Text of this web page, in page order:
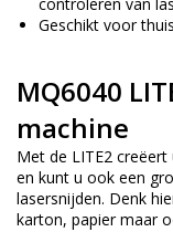
Geschikt voor
MQ6040
machine
Met de LITE2
en kunt u ook een
lasersnijden. Denk
karton, papier maar